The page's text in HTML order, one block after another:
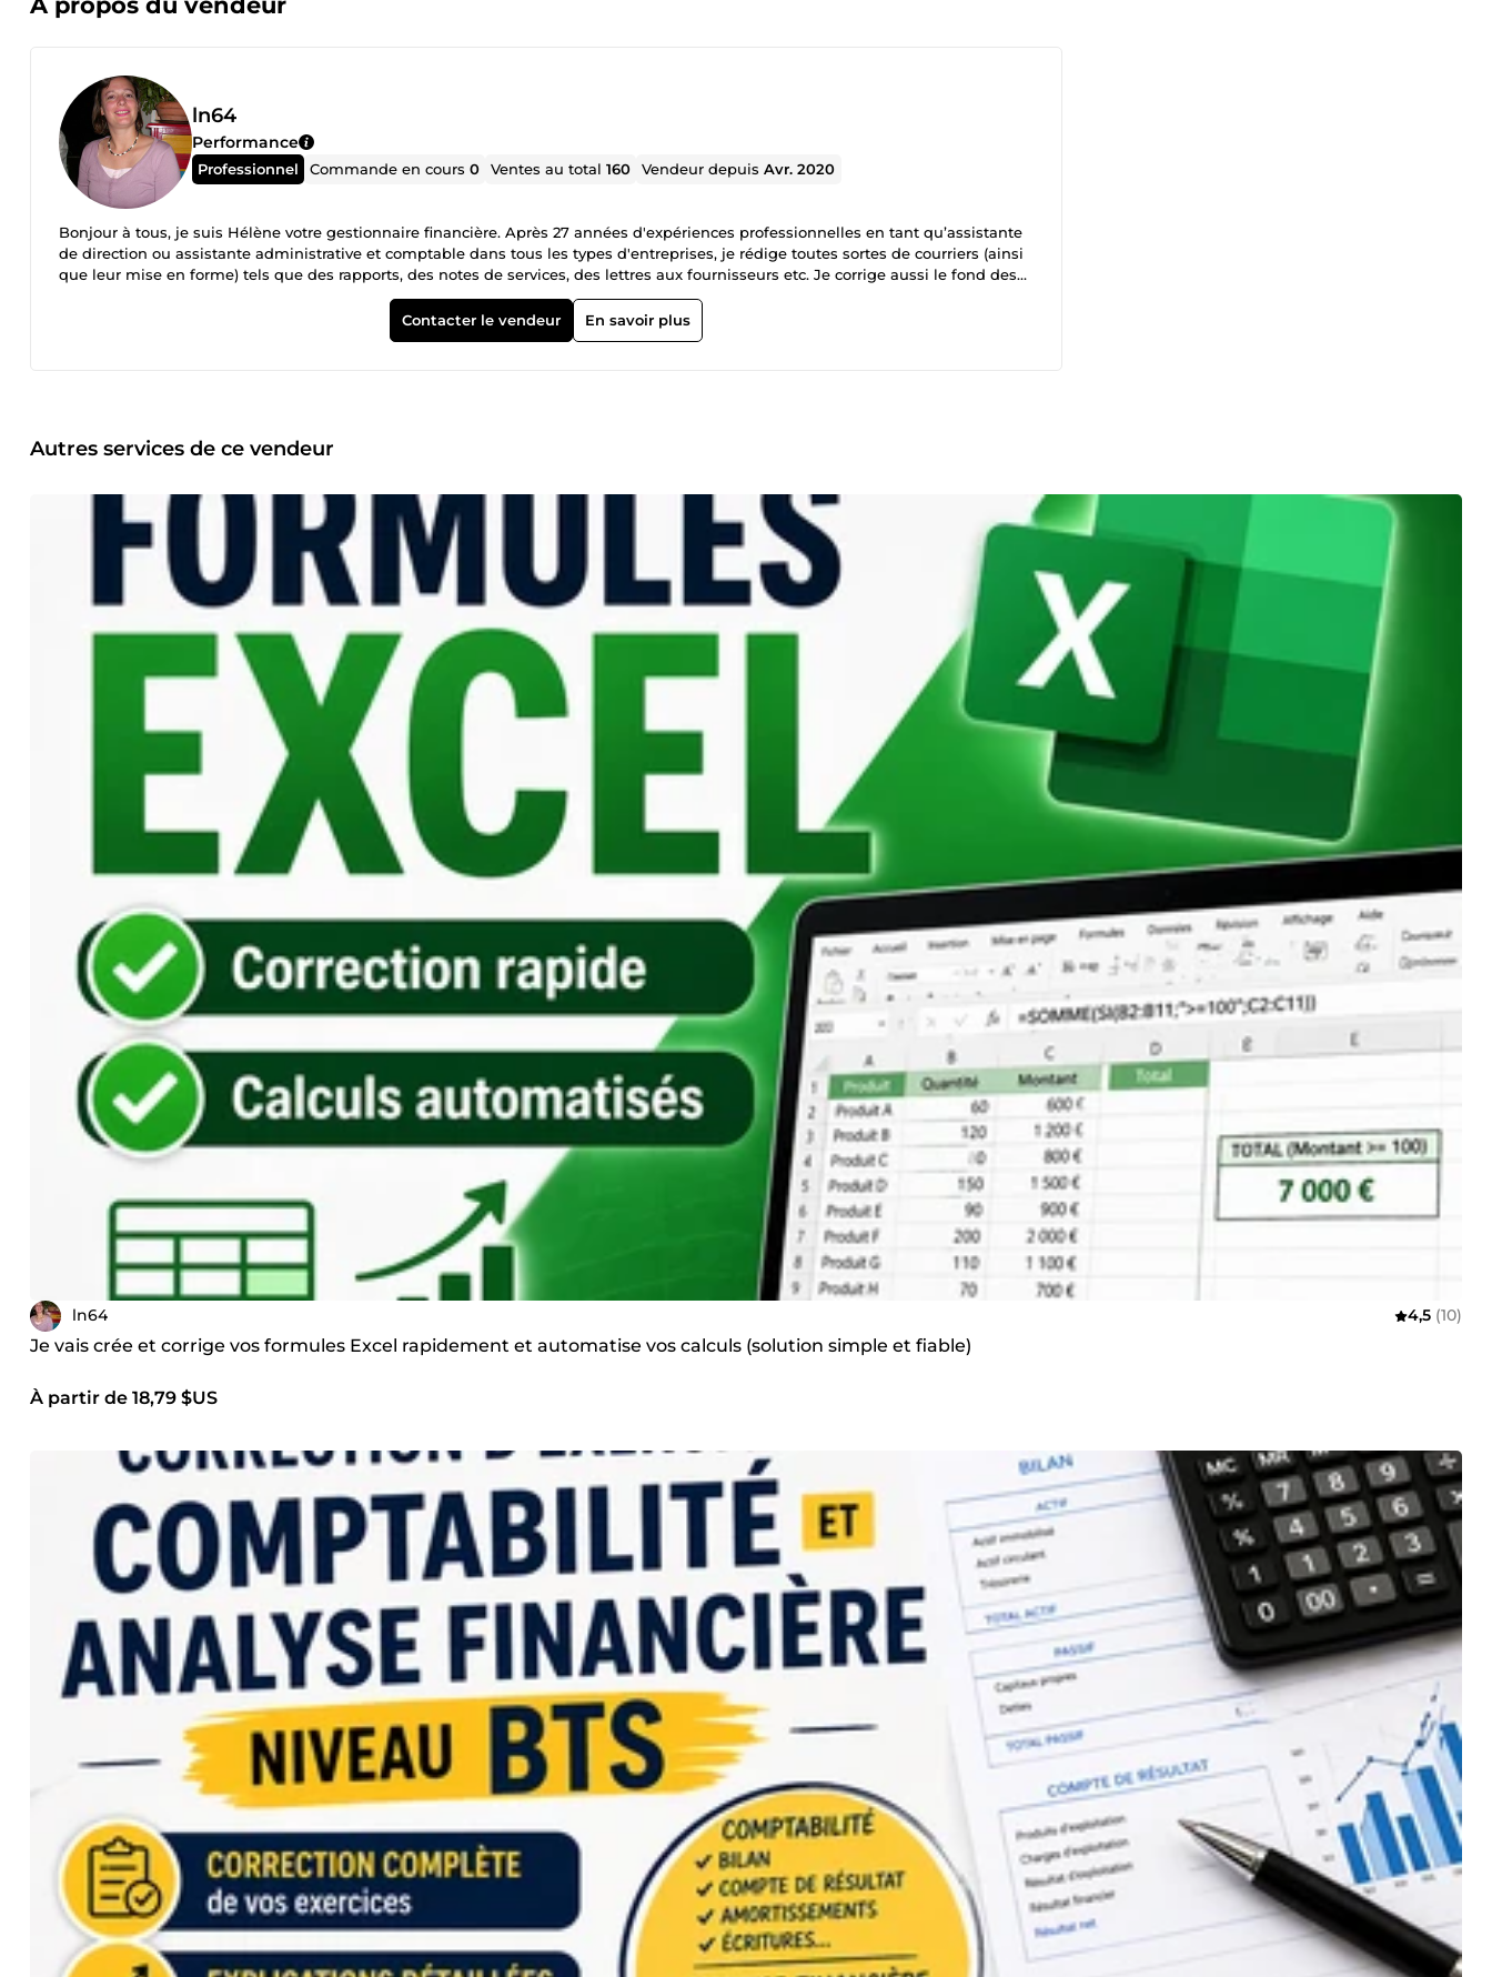
ln64
Performance
Professionnel Commande en cours0 Ventes au total160 Vendeur depuisAvr. 2020
Bonjour à tous, je suis Hélène votre gestionnaire financière. Après 27 années d'expériences professionnelles en tant qu’assistante
de direction ou assistante administrative et comptable dans tous les types d'entreprises, je rédige toutes sortes de courriers (ainsi
que leur mise en forme) tels que des rapports, des notes de services, des lettres aux fournisseurs etc. Je corrige aussi le fond des
documents (orthographe, grammaire et syntaxe). J'ai effectués aussi des travaux comptables de la saisie jusqu'au bilan. J’utilise
beaucoup l’outil informatique : Open office, Word, Excel, Powerpoint, Outlook, inscription sur site internet et achats par internet,
réseaux sociaux et bases de données. Pour la webcam j'utilise Whats app, Skype, Messenger et Zoom. N'hésitez pas à me
Contacter le vendeur En savoir plus
Autres services de ce vendeur
ln64 4,5 (10)
Je vais crée et corrige vos formules Excel rapidement et automatise vos calculs (solution simple et fiable)
À partir de 18,79 $US